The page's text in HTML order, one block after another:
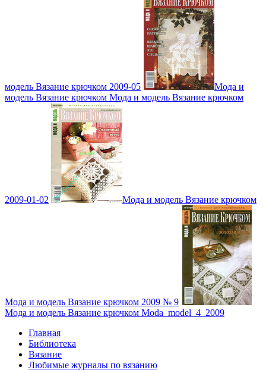
модель Вязание крючком 2009-05
Мода и
модель Вязание крючком Мода и модель Вязание крючком
2009-01-02 Мода и модель Вязание крючком
Мода и модель Вязание крючком 2009 № 9
Мода и модель Вязание крючком Moda_model_4_2009
Главная
Библиотека
Вязание
Любимые журналы по вязанию